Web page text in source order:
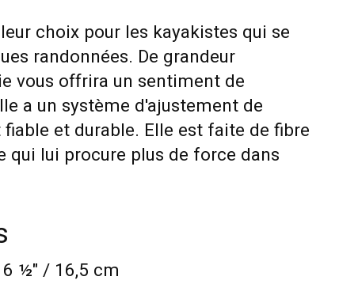
choix pour les kayakistes qui se
randonnées. De grandeur
vous offrira un sentiment de
a un système d'ajustement de
et durable. Elle est faite de fibre
qui lui procure plus de force dans
6 ½" / 16,5 cm